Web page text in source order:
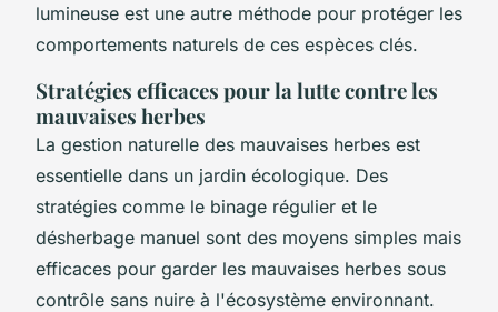
lumineuse est une autre méthode pour protéger les
comportements naturels de ces espèces clés.
Stratégies efficaces pour la lutte contre les
mauvaises herbes
La gestion naturelle des mauvaises herbes est
essentielle dans un jardin écologique. Des
stratégies comme le binage régulier et le
désherbage manuel sont des moyens simples mais
efficaces pour garder les mauvaises herbes sous
contrôle sans nuire à l'écosystème environnant.